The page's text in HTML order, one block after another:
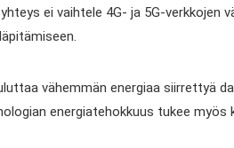
ei vaihtele 4G- ja 5G-verkkojen
vähemmän energiaa siirrettyä
energiatehokkuus tukee